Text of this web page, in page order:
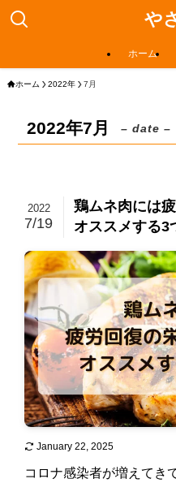
や
ホーム
ホーム 2022年 7月
2022年7月 – date –
鶏ムネ肉には
オススメする3
2022
7/19
January 22, 2025
コロナ感染者が増えてき